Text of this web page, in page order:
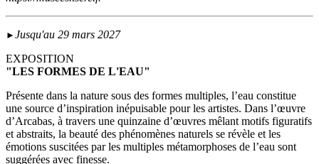
► Jusqu'au 29 mars 2027
EXPOSITION
"LES FORMES DE L'EAU"
Présente dans la nature sous des formes multiples, l’eau constitue
une source d’inspiration inépuisable pour les artistes. Dans l’œuvre
d’Arcabas, à travers une quinzaine d’œuvres mêlant motifs figuratifs
et abstraits, la beauté des phénomènes naturels se révèle et les
émotions suscitées par les multiples métamorphoses de l’eau sont
suggérées avec finesse.